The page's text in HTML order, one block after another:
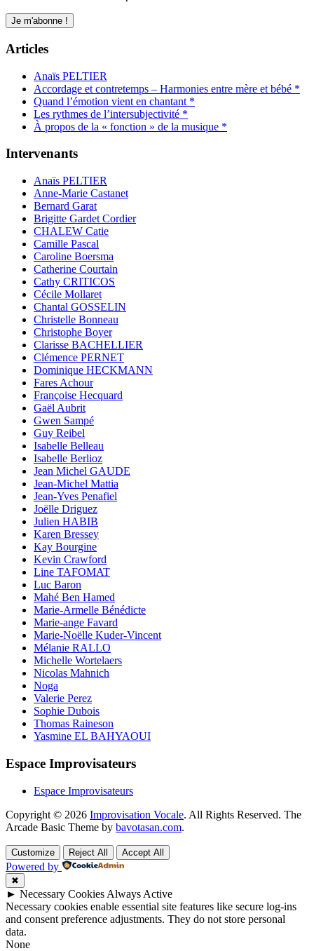
Articles
Anaïs PELTIER
Accordage et contretemps – Harmonies entre mère et bébé *
Quand l’émotion vient en chantant *
Les rythmes de l’intersubjectivité *
À propos de la « fonction » de la musique *
Intervenants
Anaïs PELTIER
Anne-Marie Castanet
Bernard Garat
Brigitte Gardet Cordier
CHALEW Catie
Camille Pascal
Caroline Boersma
Catherine Courtain
Cathy CRITICOS
Cécile Mollaret
Chantal GOSSELIN
Christelle Bonneau
Christophe Boyer
Clarisse BACHELLIER
Clémence PERNET
Dominique HECKMANN
Fares Achour
Françoise Hecquard
Gaël Aubrit
Gwen Sampé
Guy Reibel
Isabelle Belleau
Isabelle Berlioz
Jean Michel GAUDE
Jean-Michel Mattia
Jean-Yves Penafiel
Joëlle Driguez
Julien HABIB
Karen Bressey
Kay Bourgine
Kevin Crawford
Line TAFOMAT
Luc Baron
Mahé Ben Hamed
Marie-Armelle Bénédicte
Marie-ange Favard
Marie-Noëlle Kuder-Vincent
Mélanie RALLO
Michelle Wortelaers
Nicolas Mahnich
Noga
Valerie Perez
Sophie Dubois
Thomas Raineson
Yasmine EL BAHYAOUI
Espace Improvisateurs
Espace Improvisateurs
Copyright © 2026 Improvisation Vocale. All Rights Reserved. The
Arcade Basic Theme by bavotasan.com.
Customize Reject All Accept All
Powered by
✖
► Necessary Cookies Always Active
Necessary cookies enable essential site features like secure log-ins
and consent preference adjustments. They do not store personal
data.
None